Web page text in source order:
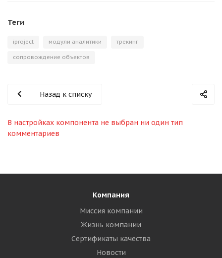
Теги
iproject модули аналитики трекинг
сопровождение объектов
Назад к списку
В настройках компонента не выбран ни один тип
комментариев
Компания
Миссия компании
Жизнь компании
Сертификаты качества
Новости